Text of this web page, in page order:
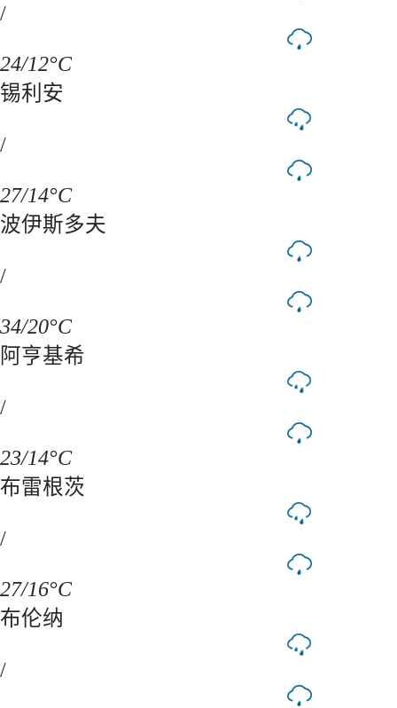
/
24/12°C
锡利安
/
27/14°C
波伊斯多夫
/
34/20°C
阿亨基希
/
23/14°C
布雷根茨
/
27/16°C
布伦纳
/